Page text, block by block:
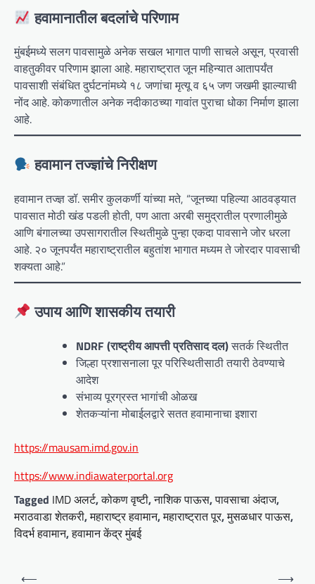
हवामानातील बदलांचे परिणाम
मुंबईमध्ये सलग पावसामुळे अनेक सखल भागात पाणी साचले असून, प्रवासी
वाहतुकीवर परिणाम झाला आहे. महाराष्ट्रात जून महिन्यात आतापर्यंत
पावसाशी संबंधित दुर्घटनांमध्ये १८ जणांचा मृत्यू व ६५ जण जखमी झाल्याची
नोंद आहे. कोकणातील अनेक नदीकाठच्या गावांत पुराचा धोका निर्माण झाला
आहे.
हवामान तज्ज्ञांचे निरीक्षण
हवामान तज्ज्ञ डॉ. समीर कुलकर्णी यांच्या मते, “जूनच्या पहिल्या आठवड्यात
पावसात मोठी खंड पडली होती, पण आता अरबी समुद्रातील प्रणालीमुळे
आणि बंगालच्या उपसागरातील स्थितीमुळे पुन्हा एकदा पावसाने जोर धरला
आहे. २० जूनपर्यंत महाराष्ट्रातील बहुतांश भागात मध्यम ते जोरदार पावसाची
शक्यता आहे.”
उपाय आणि शासकीय तयारी
NDRF (राष्ट्रीय आपत्ती प्रतिसाद दल)सतर्क स्थितीत
जिल्हा प्रशासनाला पूर परिस्थितीसाठी तयारी ठेवण्याचे
आदेश
संभाव्य पूरग्रस्त भागांची ओळख
शेतकऱ्यांना मोबाईलद्वारे सतत हवामानाचा इशारा
https://mausam.imd.gov.in
https://www.indiawaterportal.org
Tagged IMD अलर्ट,कोकण वृष्टी,नाशिक पाऊस,पावसाचा अंदाज,
मराठवाडा शेतकरी,महाराष्ट्र हवामान,महाराष्ट्रात पूर,मुसळधार पाऊस,
विदर्भ हवामान,हवामान केंद्र मुंबई
⟵ ⟶